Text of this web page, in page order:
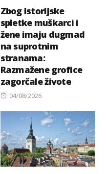
Zbog istorijske
spletke muškarci i
žene imaju dugmad
na suprotnim
stranama:
Razmažene grofice
zagorčale živote
Posted
04/08/2026